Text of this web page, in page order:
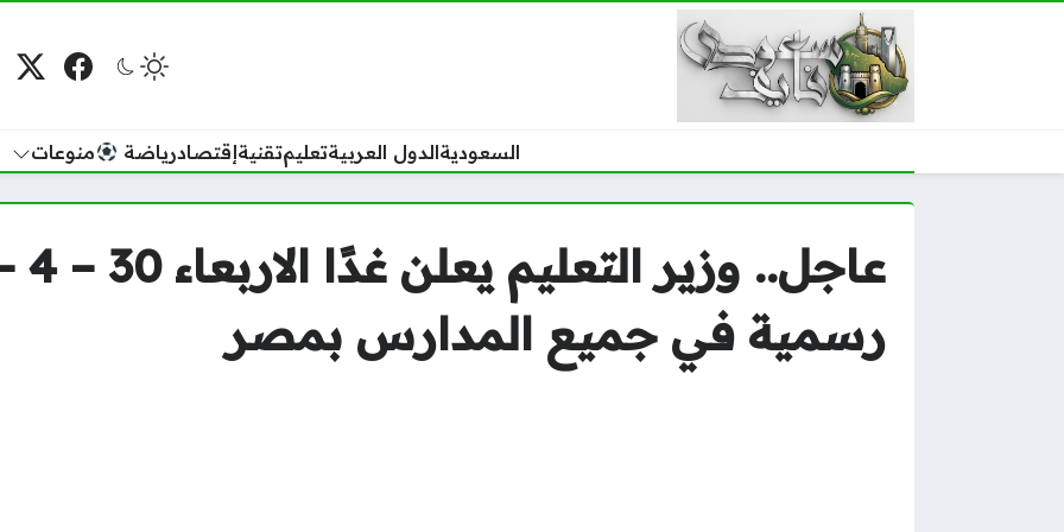
فيسبوك
السعوديةالدول العربيةتعليمتقنيةإقتصادرياضة منوعات
رسمية في جميع المدارس بمصر